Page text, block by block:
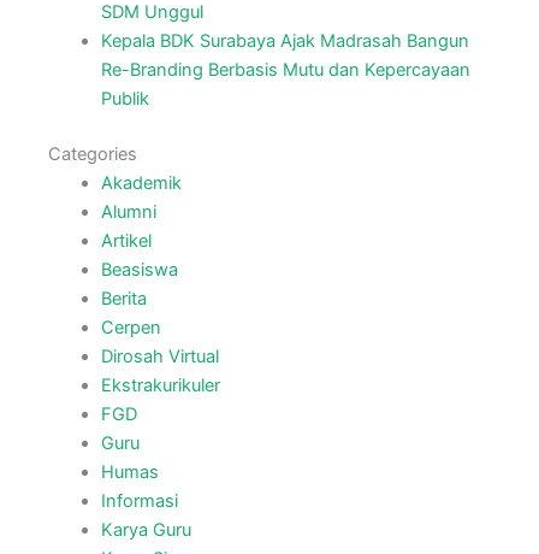
SDM Unggul
Kepala BDK Surabaya Ajak Madrasah Bangun
Re-Branding Berbasis Mutu dan Kepercayaan
Publik
Categories
Akademik
Alumni
Artikel
Beasiswa
Berita
Cerpen
Dirosah Virtual
Ekstrakurikuler
FGD
Guru
Humas
Informasi
Karya Guru